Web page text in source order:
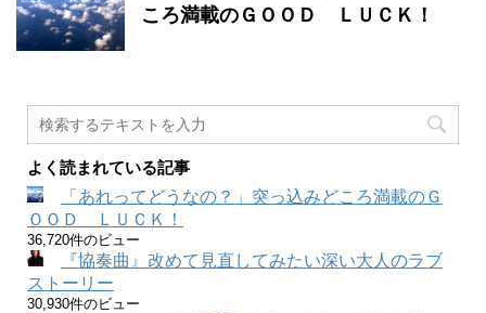
ころ満載のＧＯＯＤ ＬＵＣＫ！
よく読まれている記事
「あれってどうなの？」突っ込みどころ満載のＧ
ＯＯＤ ＬＵＣＫ！
36,720件のビュー
『協奏曲』改めて見直してみたい深い大人のラブ
ストーリー
30,930件のビュー